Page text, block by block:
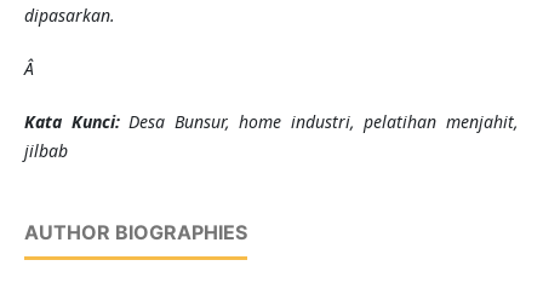
dipasarkan.
Â
Kata Kunci: Desa Bunsur, home industri, pelatihan menjahit,
jilbab
AUTHOR BIOGRAPHIES